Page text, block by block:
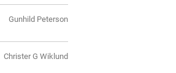
Gunhild Peterson
Christer G Wiklund